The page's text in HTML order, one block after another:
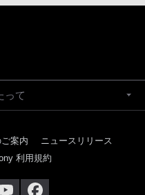
って
案内
ニュースリリース
利用規約